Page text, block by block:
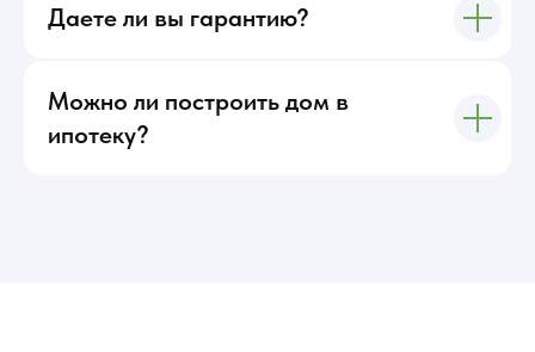
Даете ли вы гарантию?
Можно ли построить дом в
ипотеку?